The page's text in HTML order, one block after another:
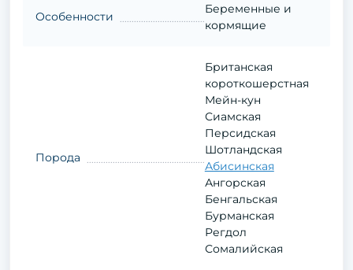
Особенности
Беременные и
кормящие
Порода
Британская
короткошерстная
Мейн-кун
Сиамская
Персидская
Шотландская
Абисинская
Ангорская
Бенгальская
Бурманская
Регдол
Сомалийская